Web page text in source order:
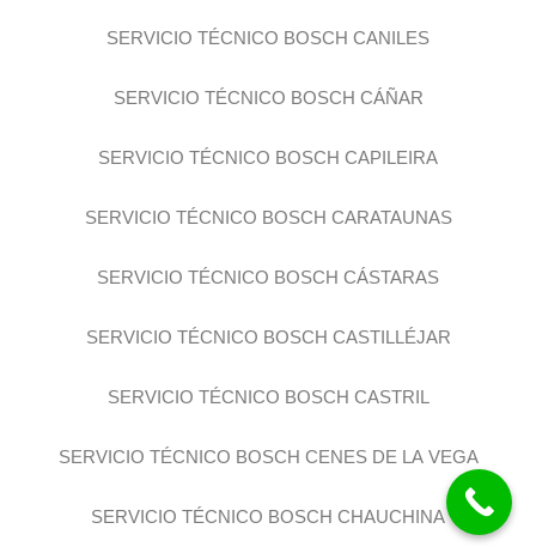
SERVICIO TÉCNICO BOSCH CANILES
SERVICIO TÉCNICO BOSCH CÁÑAR
SERVICIO TÉCNICO BOSCH CAPILEIRA
SERVICIO TÉCNICO BOSCH CARATAUNAS
SERVICIO TÉCNICO BOSCH CÁSTARAS
SERVICIO TÉCNICO BOSCH CASTILLÉJAR
SERVICIO TÉCNICO BOSCH CASTRIL
SERVICIO TÉCNICO BOSCH CENES DE LA VEGA
SERVICIO TÉCNICO BOSCH CHAUCHINA